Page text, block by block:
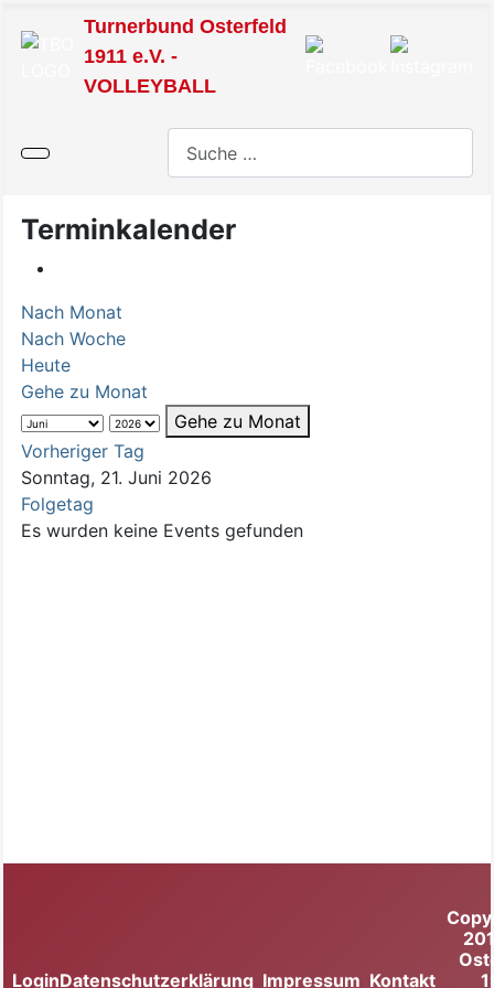
Turnerbund Osterfeld
1911 e.V. -
VOLLEYBALL
Terminkalender
Nach Monat
Nach Woche
Heute
Gehe zu Monat
Gehe zu Monat
Vorheriger Tag
Sonntag, 21. Juni 2026
Folgetag
Es wurden keine Events gefunden
LoginDatenschutzerklärung Impressum Kontakt